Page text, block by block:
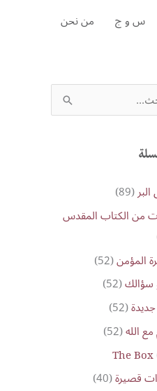
س و ج من نحن
(89)
من الكتاب المقدس
المؤمن(52)
سؤالك(52)
(52)
الله(52)
The Box
قصيرة(40)